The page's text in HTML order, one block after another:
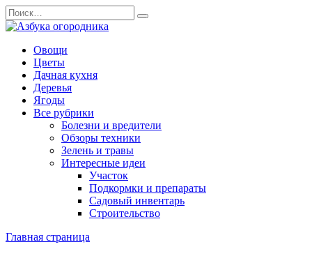
Перейти
к
содержанию
Search
for:
Овощи
Цветы
Дачная кухня
Деревья
Ягоды
Все рубрики
Болезни и вредители
Обзоры техники
Зелень и травы
Интересные идеи
Участок
Подкормки и препараты
Садовый инвентарь
Строительство
Главная страница